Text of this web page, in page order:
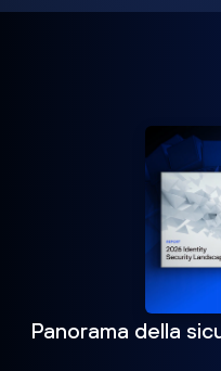
Panorama della